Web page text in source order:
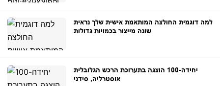
למה דוגמית החולצה המותאמת אישית שלך נראית
שונה מייצור בכמויות גדולות
יחידה-100 הוצגה בתערוכת הרכש הגלובלית
אוסטרליה, סידני